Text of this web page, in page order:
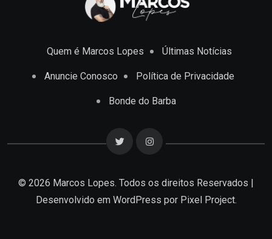
Quem é Marcos Lopes Últimas Notícias
Anuncie Conosco Política de Privacidade
Bonde do Barba
© 2026 Marcos Lopes. Todos os direitos Reservados |
Desenvolvido em WordPress por Pixel Project.